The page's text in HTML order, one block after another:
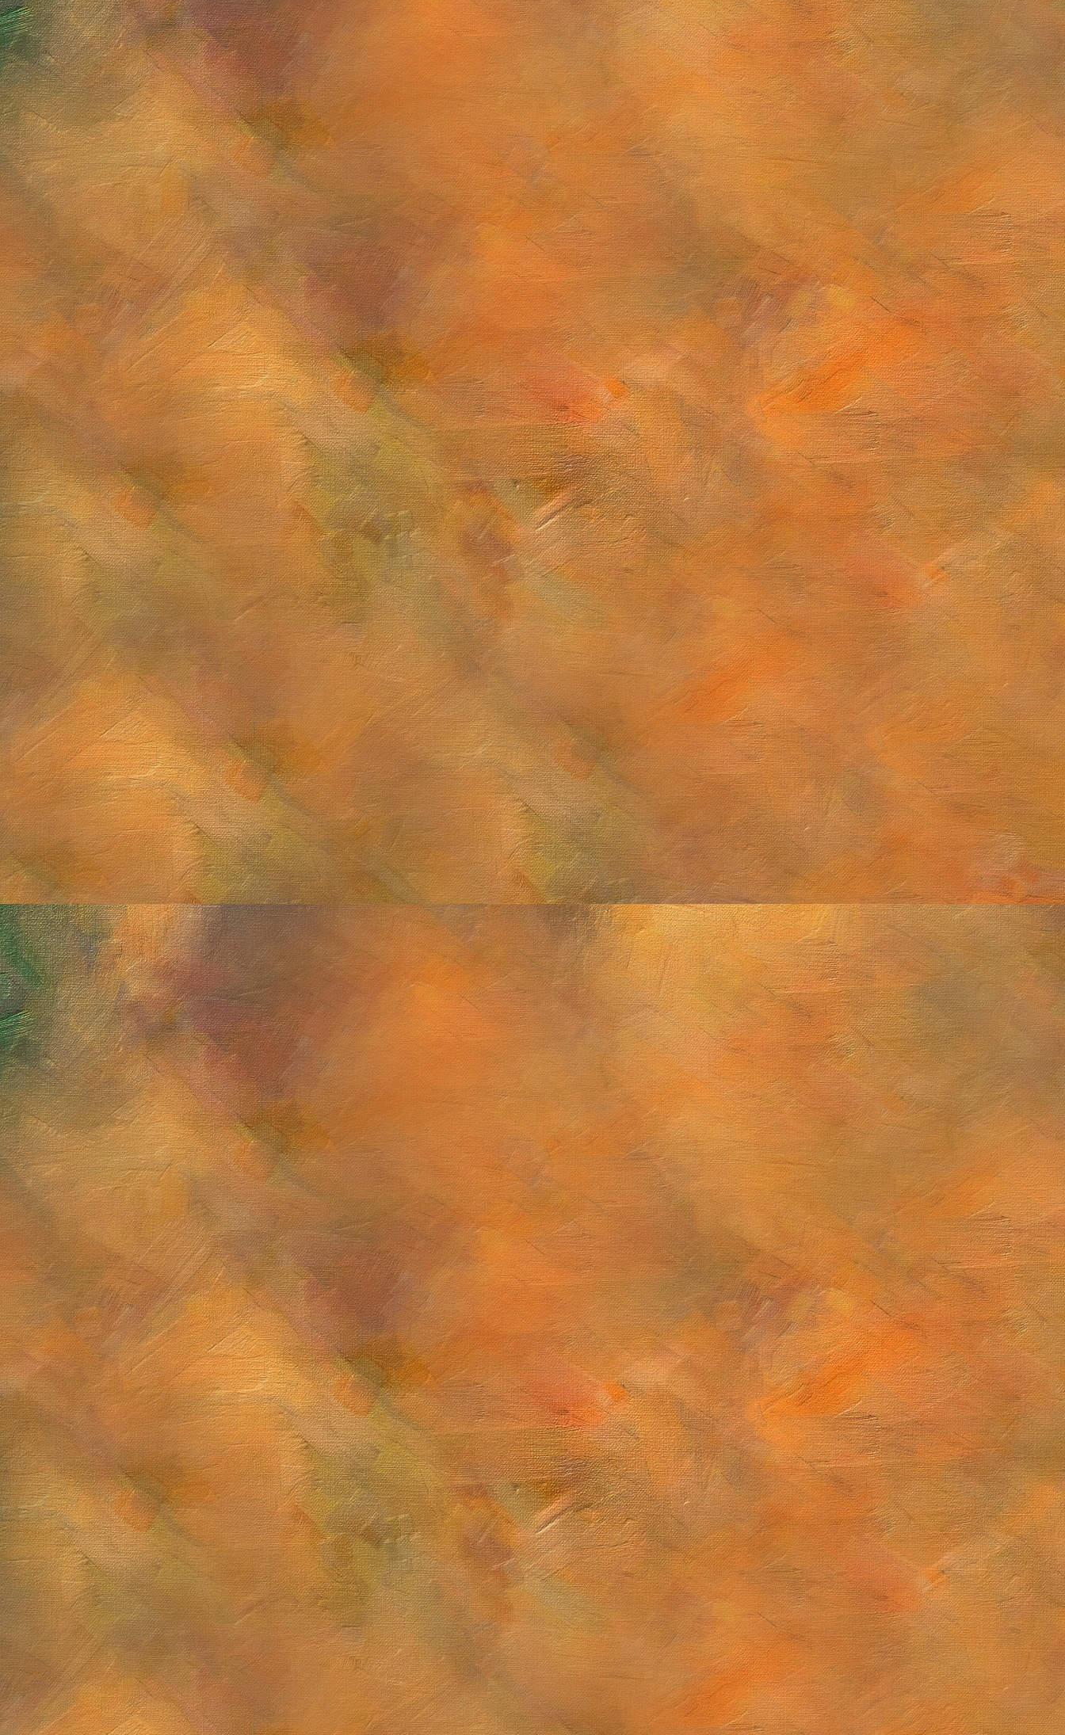
Sol. 13, 16, 17, 23 y 30 de mayo de 2026
Sol. 23 de abril de 2026 Sol. 30 de noviembre de 2025 a 10 de abril de 2026El dibujo astronómico en la primera mitad del siglo XIX y lo sublime Mugarra
Sol. 12 y 13 de marzo de 2026 Sol. 3 de febrero de 2026 Carbonero Sol. 28 de diciembre de 2025
Saturno con anillos de canto y Titán Sol. 19 de septiembre a 2 de noviembre de 2025M8, M13, Epsilon Lyrae y Saturno Sol. 21 y 25 de septiembre de 2025 (2 láminas)
Saturno Sol. 16 de agosto a 12 de septiembre de 2025Sol. 18 de julio a 15 de agosto de 2025Sol. 2 de agosto de 2025 Cúmulo globular M4
Cúmulo globular M13 Sol. 22 de junio a 11 de julio de 2025 Sol. 6 a 20 de junio de 2025 Sol. 13 de mayo a 5 de junio de 2025Sol. 1 y 14 de junio de 2025 (2 láminas)
Sol. 31 de mayo de 2025 Sol. 19 al 28 de mayo de 2025 (10 láminas)